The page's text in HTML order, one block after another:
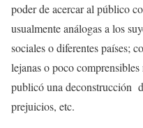
poder de acercar al público
usualmente análogas a los
sociales o diferentes países;
lejanas o poco
publicó una deconstrucción
prejuicios, etc.